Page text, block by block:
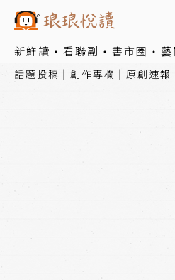
新鮮讀 看聯副 書市圈 藝
話題投稿 創作專欄 原創速報